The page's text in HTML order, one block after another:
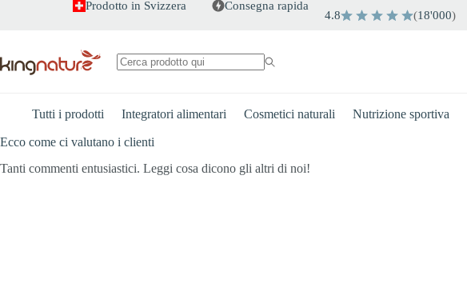
Prodotto in Svizzera Consegna rapida
4.8 (18'000)
Tutti i prodotti Integratori alimentari Cosmetici naturali Nutrizione sportiva
Ecco come ci valutano i clienti
Tanti commenti entusiastici. Leggi cosa dicono gli altri di noi!